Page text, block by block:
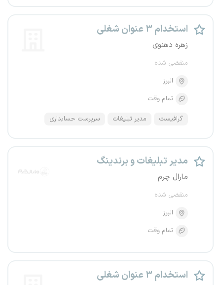
استخدام ۳ عنوان شغلی
زهره دهنوی
منقضی شده
البرز
تمام وقت
گرافیست مدیر تبلیغات سرپرست حسابداری
مدیر تبلیغات و برندینگ
مارال چرم
منقضی شده
البرز
تمام وقت
استخدام ۳ عنوان شغلی